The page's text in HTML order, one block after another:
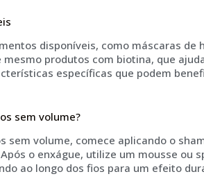
disponíveis, como máscaras de
produtos com biotina, que
específicas que podem
sem volume?
sem volume, comece aplicando o
o enxágue, utilize um mousse ou
ao longo dos fios para um efeito